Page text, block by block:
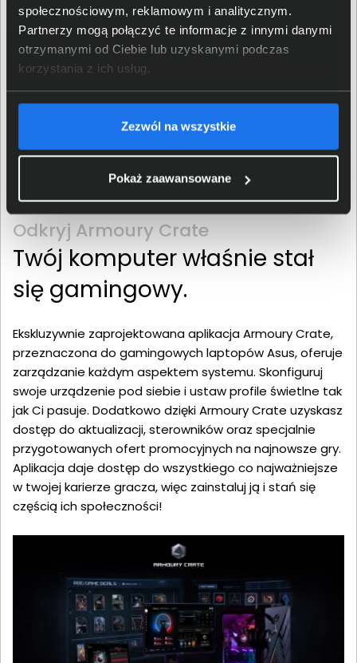
społecznościowym, reklamowym i analitycznym.
Partnerzy mogą połączyć te informacje z innymi danymi
otrzymanymi od Ciebie lub uzyskanymi podczas
korzystania z ich usług.
Zezwól na wszystkie
Pokaż zaawansowane
Odkryj Armoury Crate
Twój komputer właśnie stał
się gamingowy.
Ekskluzywnie zaprojektowana aplikacja Armoury Crate,
przeznaczona do gamingowych laptopów Asus, oferuje
zarządzanie każdym aspektem systemu. Skonfiguruj
swoje urządzenie pod siebie i ustaw profile świetlne tak
jak Ci pasuje. Dodatkowo dzięki Armoury Crate uzyskasz
dostęp do aktualizacji, sterowników oraz specjalnie
przygotowanych ofert promocyjnych na najnowsze gry.
Aplikacja daje dostęp do wszystkiego co najważniejsze
w twojej karierze gracza, więc zainstaluj ją i stań się
częścią ich społeczności!